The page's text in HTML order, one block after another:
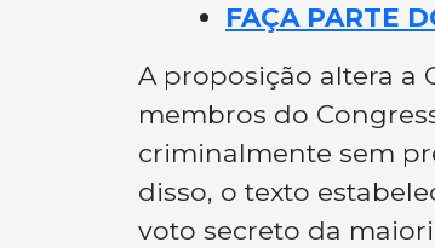
FAÇA PARTE
A proposição altera a
membros do
criminalmente sem
disso, o texto
voto secreto da